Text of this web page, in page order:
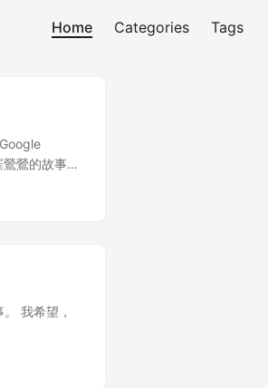
Home Categories Tags
鶯的故事本
的東西了
我希望，